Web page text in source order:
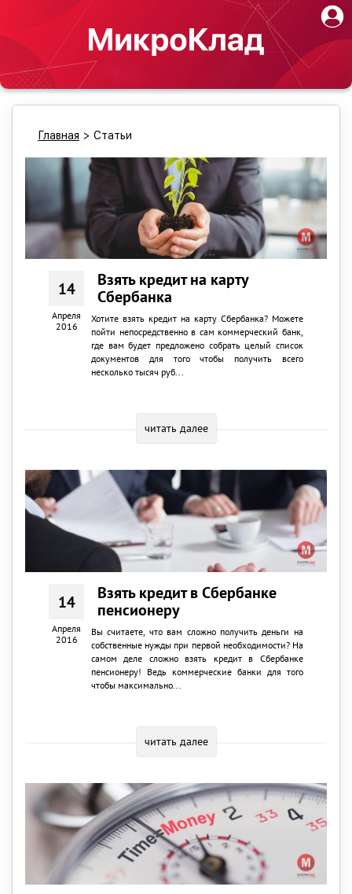
Главная > Статьи
14
Апреля
2016
Взять кредит на карту
Сбербанка
Хотите взять кредит на карту Сбербанка? Можете
пойти непосредственно в сам коммерческий банк,
где вам будет предложено собрать целый список
документов для того чтобы получить всего
несколько тысяч руб...
читать далее
14
Апреля
2016
Взять кредит в Сбербанке
пенсионеру
Вы считаете, что вам сложно получить деньги на
собственные нужды при первой необходимости? На
самом деле сложно взять кредит в Сбербанке
пенсионеру! Ведь коммерческие банки для того
чтобы максимально...
читать далее